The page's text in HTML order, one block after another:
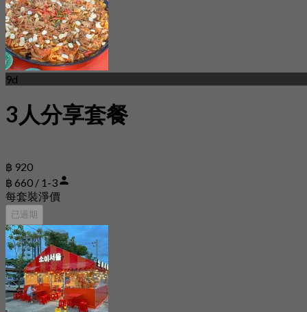
9d
3人分享套餐
฿ 920
฿ 660 / 1-3
每套裝淨價
已過期